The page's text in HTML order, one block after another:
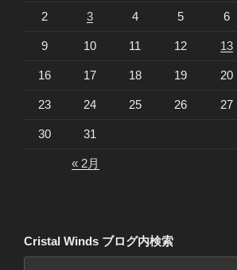
2 3 4 5 6
9 10 11 12 13
16 17 18 19 20
23 24 25 26 27
30 31
« 2月
Cristal Winds ブログ内検索